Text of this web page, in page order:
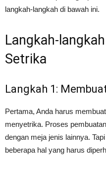
langkah-langkah di bawah ini.
Langkah-
Setrika
Langkah 1:
Pertama, Anda harus
menyetrika. Proses
dengan meja jenis lainnya.
beberapa hal yang harus